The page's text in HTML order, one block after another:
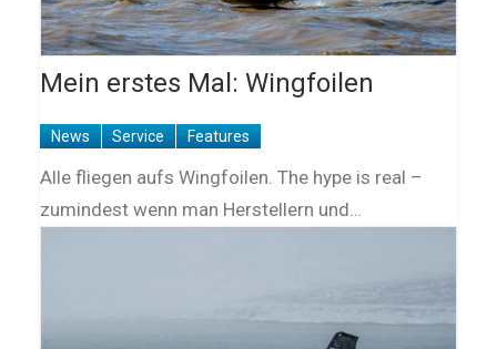
Mein erstes Mal: Wingfoilen
News Service Features
Alle fliegen aufs Wingfoilen. The hype is real –
zumindest wenn man Herstellern und…